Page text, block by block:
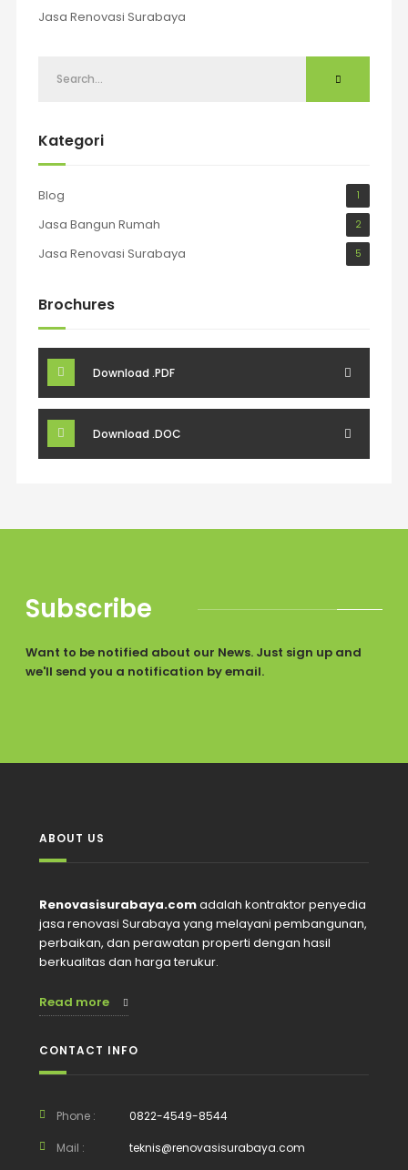
Jasa Renovasi Surabaya
Kategori
Blog 1
Jasa Bangun Rumah 2
Jasa Renovasi Surabaya 5
Brochures
Download .PDF
Download .DOC
Subscribe
Want to be notified about our News. Just sign up and
we'll send you a notification by email.
ABOUT US
Renovasisurabaya.comadalah kontraktor penyedia
jasa renovasi Surabaya yang melayani pembangunan,
perbaikan, dan perawatan properti dengan hasil
berkualitas dan harga terukur.
Read more
CONTACT INFO
Phone : 0822-4549-8544
Mail : teknis@renovasisurabaya.com